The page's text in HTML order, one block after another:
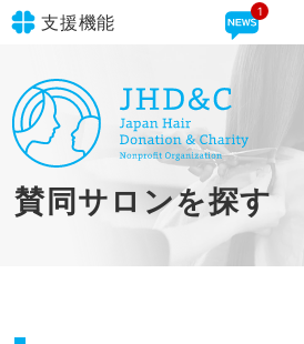
支援機能
文字サイズ 標準
青
やさしいにほんご
1
in simple English
賛同サロンを探す